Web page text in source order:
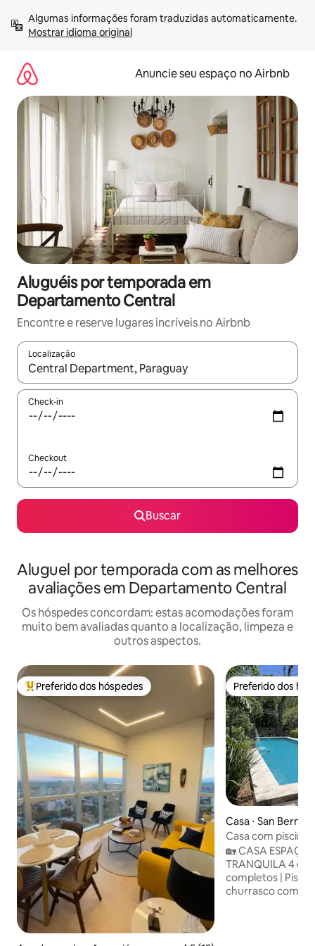
para
Mostrar idioma original
Anuncie seu espaço no Airbnb
Aluguéis por temporada em
Departamento Central
Encontre e reserve lugares incríveis no Airbnb
Localização
Quando os resultados estiverem disponíveis, explore-os
Check-in
Checkout
Buscar
Aluguel por temporada com as melhores
avaliações em Departamento Central
Os hóspedes concordam: estas acomodações foram
muito bem avaliadas quanto a localização, limpeza e
outros aspectos.
Entre os melhores preferidos dos hóspedes
Preferido dos hóspedes Preferido dos
Preferido dos
Casa ⋅ San
Casa com piscina
🏡 CASA
TRANQUILA 4 quartos | 2 banheiros
completos |
churrasco com grelha ✅